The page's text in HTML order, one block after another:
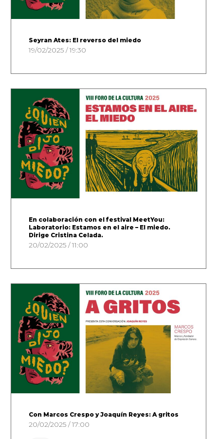
Seyran Ates: El reverso del miedo
19/02/2025 / 19:30
En colaboración con el festival MeetYou:
Laboratorio: Estamos en el aire – El miedo.
Dirige Cristina Celada.
20/02/2025 / 11:00
Con Marcos Crespo y Joaquín Reyes: A gritos
20/02/2025 / 17:00